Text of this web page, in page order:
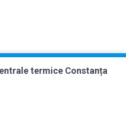
termice Constanța